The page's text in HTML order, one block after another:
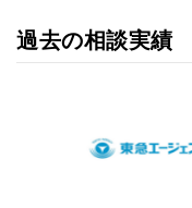
過去の相談実績